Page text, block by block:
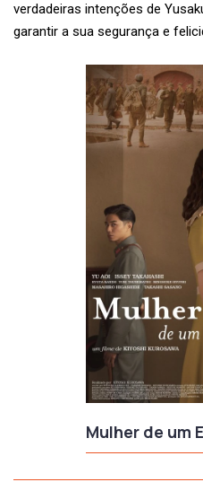
Mulher de um
verdadeiras intenções de
garantir a sua segurança e